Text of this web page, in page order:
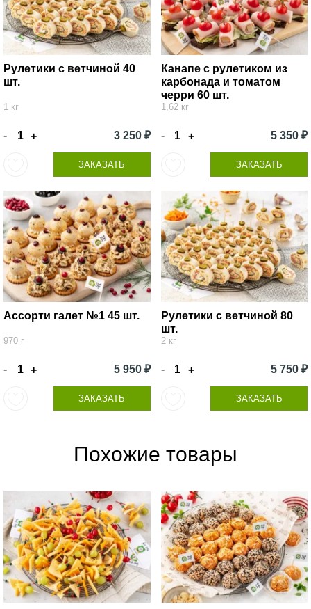
Рулетики с ветчиной 40
шт.
1 кг
- + 3 250 ₽
ЗАКАЗАТЬ
Канапе с рулетиком из
карбонада и томатом
черри 60 шт.
1,62 кг
- + 5 350 ₽
ЗАКАЗАТЬ
Ассорти галет №1 45 шт.
970 г
- + 5 950 ₽
ЗАКАЗАТЬ
Рулетики с ветчиной 80
шт.
2 кг
- + 5 750 ₽
ЗАКАЗАТЬ
Похожие товары